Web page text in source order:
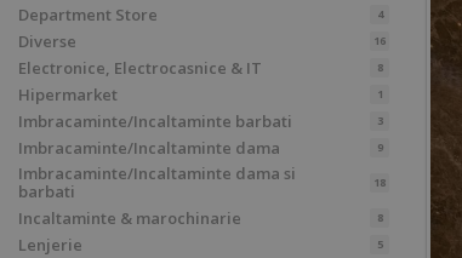
Department Store 4
Diverse 16
Electronice, Electrocasnice & IT 8
Hipermarket 1
Imbracaminte/Incaltaminte barbati 3
Imbracaminte/Incaltaminte dama 9
Imbracaminte/Incaltaminte dama si
barbati
18
Incaltaminte & marochinarie 8
Lenjerie 5